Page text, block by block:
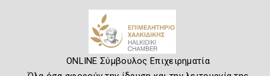
ONLINE Σύμβουλος Επιχειρηματία